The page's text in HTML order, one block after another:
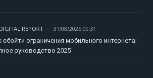
DIGITAL REPORT
31/08/2025 00:31
обойти ограничения мобильного интернета:
руководство 2025